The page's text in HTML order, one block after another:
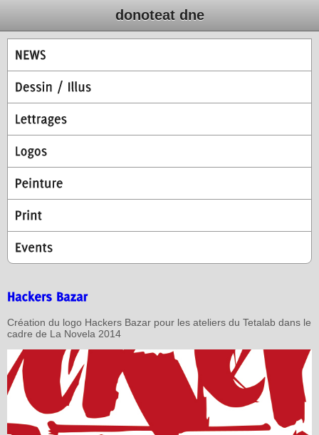
donoteat dne
Création du logo Hackers Bazar pour les ateliers du Tetalab dans le
cadre de La Novela 2014